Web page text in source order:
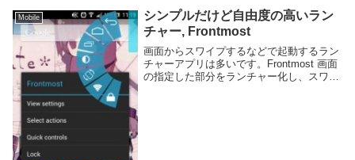
Mobile
シンプルだけど自由度の高いラン
チャー, Frontmost
画面からスワイプするなどで起動するラン
チャーアプリは多いです。Frontmost 画面
の指定した部分をランチャー化し、スワイ